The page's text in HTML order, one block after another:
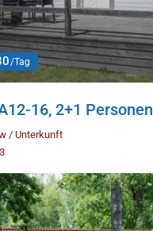
/Tag
16, 2+1 Personen
/ Unterkunft
3